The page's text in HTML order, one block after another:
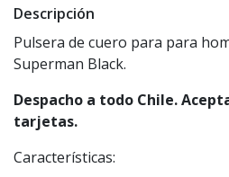
Descripción
Pulsera de cuero para para
Superman Black.
Despacho a todo Chile.
tarjetas.
Características: